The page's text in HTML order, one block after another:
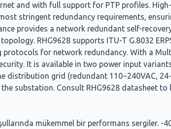
and with full support for PTP profiles.
stringent redundancy requirements,
provides a network redundant self-
RHG9628 supports ITU-T G.8032 ERPS
protocols for network redundancy. With a
It is available in two power input
grid (redundant 110~240VAC,
substation. Consult RHG9628 datasheet
mükemmel bir performans sergiler. -